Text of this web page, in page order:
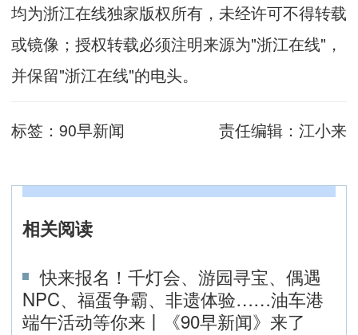
均为浙江在线独家版权所有，未经许可不得转载
或镜像；授权转载必须注明来源为"浙江在线"，
并保留"浙江在线"的电头。
标签： 90早新闻 责任编辑： 江小来
相关阅读
快来报名！千灯会、游园寻宝、偶遇
NPC、福蛋争霸、非遗体验……油车港
端午活动等你来丨《90早新闻》来了